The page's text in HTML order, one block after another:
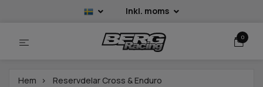
Inkl. moms
0
Hem
Reservdelar Cross & Enduro